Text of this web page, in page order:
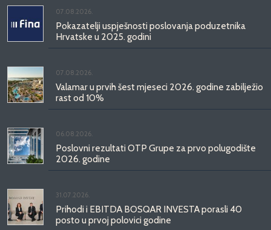
07.08.2026.
Pokazatelji uspješnosti poslovanja poduzetnika
Hrvatske u 2025. godini
07.08.2026.
Valamar u prvih šest mjeseci 2026. godine zabilježio
rast od 10%
06.08.2026.
Poslovni rezultati OTP Grupe za prvo polugodište
2026. godine
31.07.2026.
Prihodi i EBITDA BOSQAR INVESTA porasli 40
posto u prvoj polovici godine